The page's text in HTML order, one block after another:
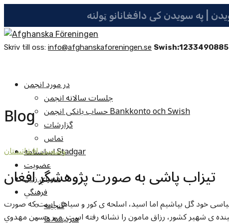
Skriv till oss: info@afghanskaforeningen.se Swish:1233490885
در مورد انجمن
جلسات سالانه انجمن
حساب بانکی انجمن Bankkonto och Swish
گزارشات
تماس
اساسنامه Stadgar
عضویت
شوراي زنان
فرهنگي
گنجينه
هنرپيشه ها
Blog
وضعيت افغانستان
تیزاب پاشی به صورت پژوهشگر افغان
خود گل بپاشیم اما اسید، اسلحه ی کور و سیاهی است که صورت
ی شهیر کشور، رزاق مامون را نشانه رفته است .مير حسين مهدوي